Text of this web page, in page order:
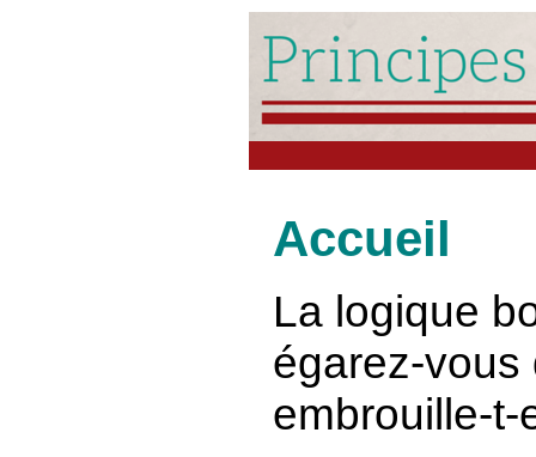
Accueil
La logique
égarez-vous
embrouille-t-